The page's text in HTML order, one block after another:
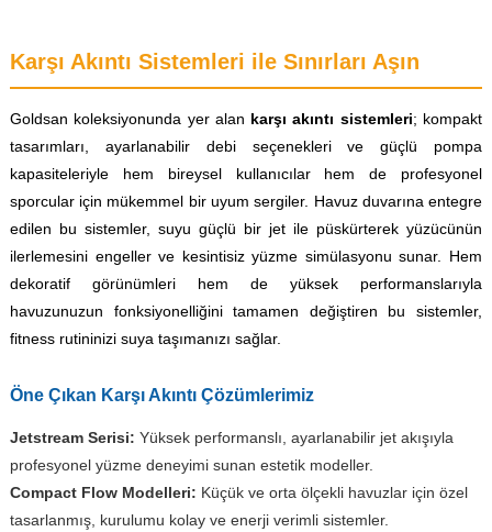
Karşı Akıntı Sistemleri ile Sınırları Aşın
Goldsan koleksiyonunda yer alan karşı akıntı sistemleri; kompakt
tasarımları, ayarlanabilir debi seçenekleri ve güçlü pompa
kapasiteleriyle hem bireysel kullanıcılar hem de profesyonel
sporcular için mükemmel bir uyum sergiler. Havuz duvarına entegre
edilen bu sistemler, suyu güçlü bir jet ile püskürterek yüzücünün
ilerlemesini engeller ve kesintisiz yüzme simülasyonu sunar. Hem
dekoratif görünümleri hem de yüksek performanslarıyla
havuzunuzun fonksiyonelliğini tamamen değiştiren bu sistemler,
fitness rutininizi suya taşımanızı sağlar.
Öne Çıkan Karşı Akıntı Çözümlerimiz
Jetstream Serisi: Yüksek performanslı, ayarlanabilir jet akışıyla
profesyonel yüzme deneyimi sunan estetik modeller.
Compact Flow Modelleri: Küçük ve orta ölçekli havuzlar için özel
tasarlanmış, kurulumu kolay ve enerji verimli sistemler.